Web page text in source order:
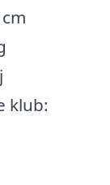
klub: